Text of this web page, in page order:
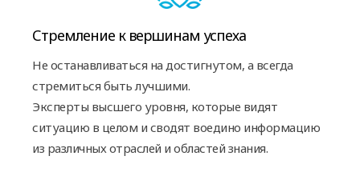
Стремление к вершинам успеха
Не останавливаться на достигнутом, а всегда
стремиться быть лучшими.
Эксперты высшего уровня, которые видят
ситуацию в целом и сводят воедино информацию
из различных отраслей и областей знания.